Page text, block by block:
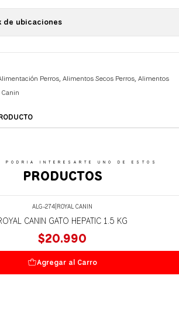
de ubicaciones
Perros,Alimentos Secos Perros,Alimentos
PODRIA INTERESARTE UNO DE ESTOS
PRODUCTOS
ALG-274 ROYAL CANIN
CANIN GATO HEPATIC 1.5 KG
$20.990
Agregar al Carro